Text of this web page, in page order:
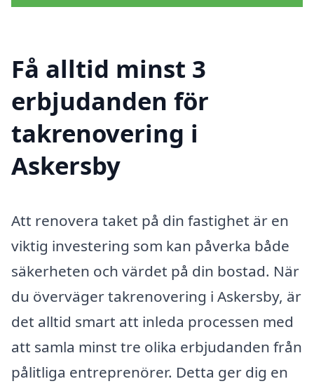
Få alltid minst 3
erbjudanden för
takrenovering i
Askersby
Att renovera taket på din fastighet är en
viktig investering som kan påverka både
säkerheten och värdet på din bostad. När
du överväger takrenovering i Askersby, är
det alltid smart att inleda processen med
att samla minst tre olika erbjudanden från
pålitliga entreprenörer. Detta ger dig en